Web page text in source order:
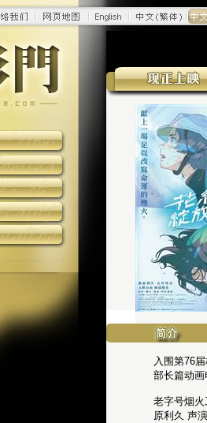
入围第76
部长篇动
老字号烟
原利久 声